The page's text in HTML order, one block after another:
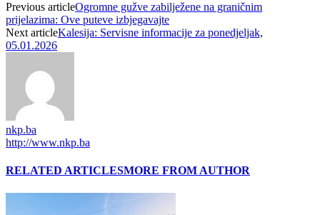
Previous articleOgromne gužve zabilježene na graničnim
prijelazima: Ove puteve izbjegavajte
Next articleKalesija: Servisne informacije za ponedjeljak,
05.01.2026
nkp.ba
http://www.nkp.ba
RELATED ARTICLESMORE FROM AUTHOR